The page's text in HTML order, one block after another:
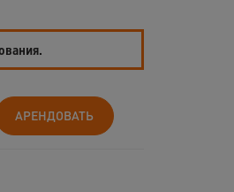
АРЕНДОВАТЬ